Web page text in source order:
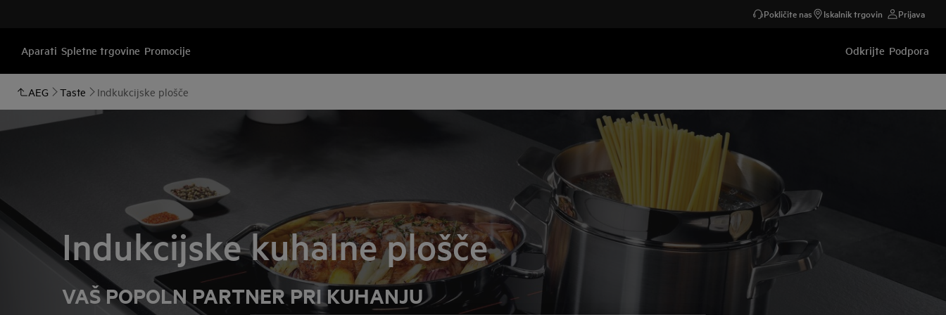
Pokličite nas Iskalnik trgovin Prijava
Aparati Spletne trgovine Promocije Odkrijte Podpora
AEG Taste Indkukcijske plošče
Indukcijske kuhalne plošče
VAŠ POPOLN PARTNER PRI KUHANJU